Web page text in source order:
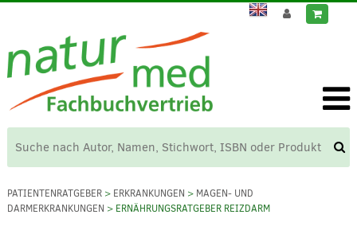
PATIENTENRATGEBER> ERKRANKUNGEN > MAGEN- UND
DARMERKRANKUNGEN > ERNÄHRUNGSRATGEBER REIZDARM